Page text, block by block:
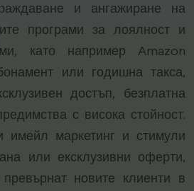
и ангажиране на
програми за лоялност и
като например Amazon
или годишна такса,
достъп, безплатна
с висока стойност.
имейл маркетинг и стимули
или ексклузивни оферти,
новите клиенти в